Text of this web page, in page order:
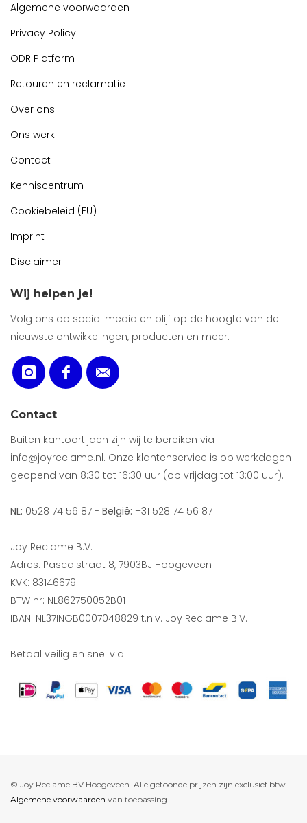
Algemene voorwaarden
Privacy Policy
ODR Platform
Retouren en reclamatie
Over ons
Ons werk
Contact
Kenniscentrum
Cookiebeleid (EU)
Imprint
Disclaimer
Wij helpen je!
Volg ons op social media en blijf op de hoogte van de
nieuwste ontwikkelingen, producten en meer.
Contact
Buiten kantoortijden zijn wij te bereiken via
info@joyreclame.nl. Onze klantenservice is op werkdagen
geopend van 8:30 tot 16:30 uur (op vrijdag tot 13:00 uur).
NL: 0528 74 56 87 - België: +31 528 74 56 87
Joy Reclame B.V.
Adres: Pascalstraat 8, 7903BJ Hoogeveen
KVK: 83146679
BTW nr: NL862750052B01
IBAN: NL37INGB0007048829 t.n.v. Joy Reclame B.V.
Betaal veilig en snel via:
© Joy Reclame BV Hoogeveen. Alle getoonde prijzen zijn exclusief btw.
Algemene voorwaarden van toepassing.